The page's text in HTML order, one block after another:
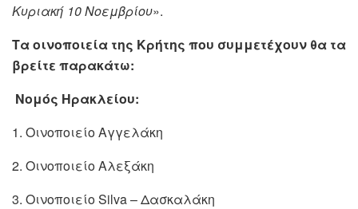
Κυριακή 10 Νοεμβρίου».
Τα οινοποιεία της Κρήτης που συμμετέχουν θα τα
βρείτε παρακάτω:
Νομός Ηρακλείου:
1. Οινοποιείο Αγγελάκη
2. Οινοποιείο Αλεξάκη
3. Οινοποιείο Silva – Δασκαλάκη